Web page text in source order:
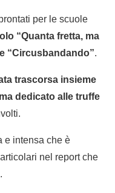
per le scuole
“Quanta fretta, ma
“Circusbandando”.
trascorsa insieme
dedicato alle truffe
e intensa che è
nel report che